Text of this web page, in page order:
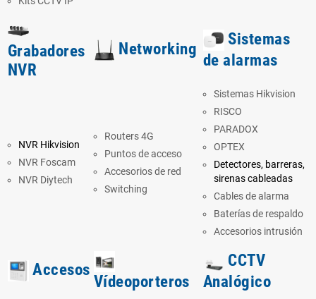
Grabadores
NVR
Networking
Sistemas
de alarmas
NVR Hikvision
NVR Foscam
NVR Diytech
Routers 4G
Puntos de acceso
Accesorios de red
Switching
Sistemas Hikvision
RISCO
PARADOX
OPTEX
Detectores, barreras,
sirenas cableadas
Cables de alarma
Baterías de respaldo
Accesorios intrusión
Accesos
Vídeoporteros
CCTV
Analógico